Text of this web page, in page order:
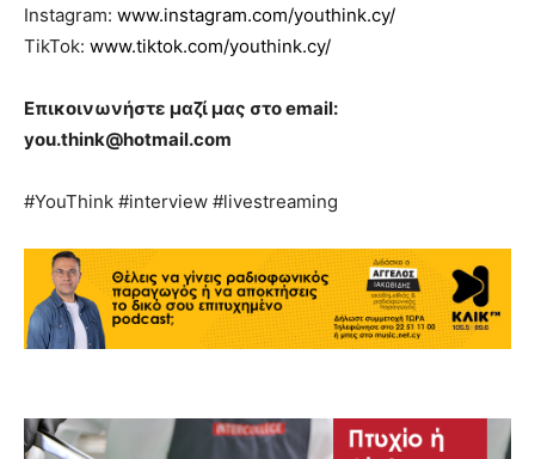
Instagram: www.instagram.com/youthink.cy/
TikTok: www.tiktok.com/youthink.cy/
Επικοινωνήστε μαζί μας στο email:
you.think@hotmail.com
#YouThink #interview #livestreaming